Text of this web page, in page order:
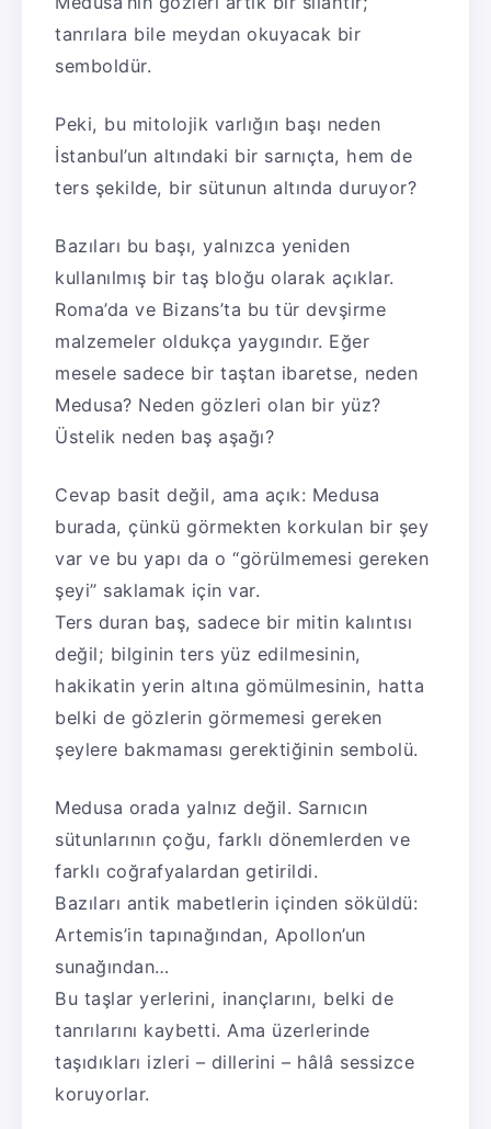
tanrılara bile meydan okuyacak bir
semboldür.
Peki, bu mitolojik varlığın başı neden
İstanbul’un altındaki bir sarnıçta, hem de
ters şekilde, bir sütunun altında duruyor?
Bazıları bu başı, yalnızca yeniden
kullanılmış bir taş bloğu olarak açıklar.
Roma’da ve Bizans’ta bu tür devşirme
malzemeler oldukça yaygındır. Eğer
mesele sadece bir taştan ibaretse, neden
Medusa? Neden gözleri olan bir yüz?
Üstelik neden baş aşağı?
Cevap basit değil, ama açık: Medusa
burada, çünkü görmekten korkulan bir şey
var ve bu yapı da o “görülmemesi gereken
şeyi” saklamak için var.
Ters duran baş, sadece bir mitin kalıntısı
değil; bilginin ters yüz edilmesinin,
hakikatin yerin altına gömülmesinin, hatta
belki de gözlerin görmemesi gereken
şeylere bakmaması gerektiğinin sembolü.
Medusa orada yalnız değil. Sarnıcın
sütunlarının çoğu, farklı dönemlerden ve
farklı coğrafyalardan getirildi.
Bazıları antik mabetlerin içinden söküldü:
Artemis’in tapınağından, Apollon’un
sunağından…
Bu taşlar yerlerini, inançlarını, belki de
tanrılarını kaybetti. Ama üzerlerinde
taşıdıkları izleri – dillerini – hâlâ sessizce
koruyorlar.